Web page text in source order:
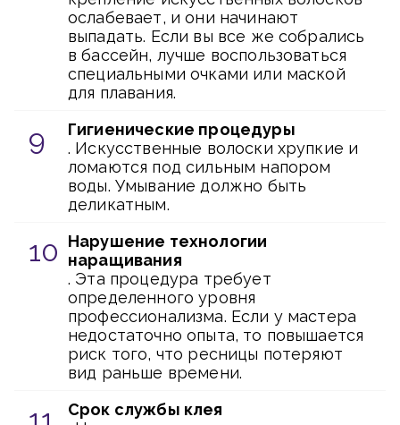
ослабевает, и они начинают
выпадать. Если вы все же собрались
в бассейн, лучше воспользоваться
специальными очками или маской
для плавания.
Гигиенические процедуры
. Искусственные волоски хрупкие и
ломаются под сильным напором
воды. Умывание должно быть
деликатным.
Нарушение технологии
наращивания
. Эта процедура требует
определенного уровня
профессионализма. Если у мастера
недостаточно опыта, то повышается
риск того, что ресницы потеряют
вид раньше времени.
Срок службы клея